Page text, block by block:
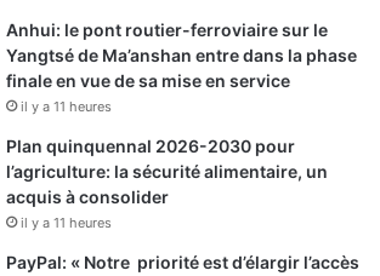
Anhui: le pont routier-ferroviaire sur le
Yangtsé de Ma’anshan entre dans la phase
finale en vue de sa mise en service
il y a 11 heures
Plan quinquennal 2026-2030 pour
l’agriculture: la sécurité alimentaire, un
acquis à consolider
il y a 11 heures
PayPal: « Notre priorité est d’élargir l’accès